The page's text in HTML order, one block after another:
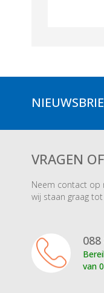
VRAGEN
Neem contact op
wij staan graag
van